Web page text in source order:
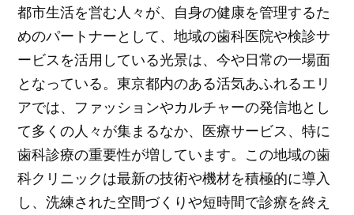
都市生活を営む人々が、自身の健康を管理するた
めのパートナーとして、地域の歯科医院や検診サ
ービスを活用している光景は、今や日常の一場面
となっている。東京都内のある活気あふれるエリ
アでは、ファッションやカルチャーの発信地とし
て多くの人々が集まるなか、医療サービス、特に
歯科診療の重要性が増しています。この地域の歯
科クリニックは最新の技術や機材を積極的に導入
し、洗練された空間づくりや短時間で診療を終え